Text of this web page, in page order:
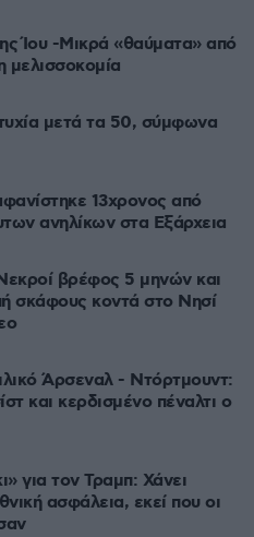
Ίου -Μικρά «θαύματα» από
μελισσοκομία
μετά τα 50, σύμφωνα
13χρονος από
ανηλίκων στα Εξάρχεια
βρέφος 5 μηνών και
σκάφους κοντά στο Νησί
Άρσεναλ - Ντόρτμουντ:
και κερδισμένο πέναλτι ο
για τον Τραμπ: Χάνει
ασφάλεια, εκεί που οι